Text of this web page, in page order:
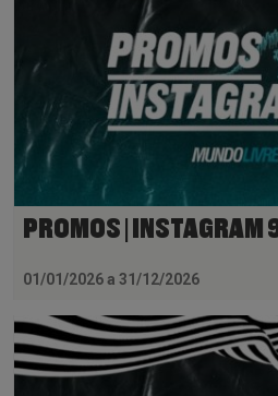
PROMOS | INSTAGRAM
01/01/2026 a 31/12/2026